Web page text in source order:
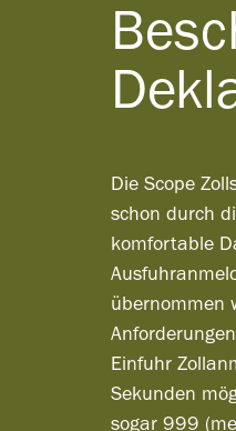
Die Scope
schon durch
komfortable
übernommen
Einfuhr
Sekunden
sogar 999